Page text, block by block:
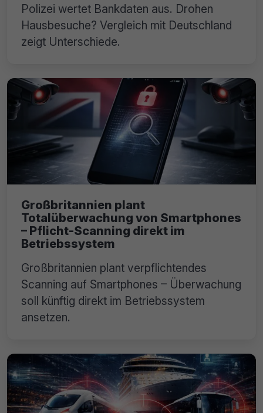
Polizei wertet Bankdaten aus. Drohen
Hausbesuche? Vergleich mit Deutschland
zeigt Unterschiede.
Großbritannien plant
Totalüberwachung von Smartphones
– Pflicht-Scanning direkt im
Betriebssystem
Großbritannien plant verpflichtendes
Scanning auf Smartphones – Überwachung
soll künftig direkt im Betriebssystem
ansetzen.